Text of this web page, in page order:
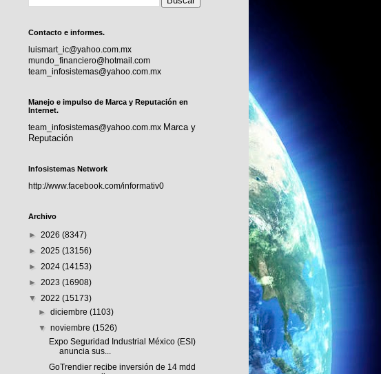
Contacto e informes.
luismart_ic@yahoo.com.mx
mundo_financiero@hotmail.com
team_infosistemas@yahoo.com.mx
Manejo e impulso de Marca y Reputación en
Internet.
team_infosistemas@yahoo.com.mx Marca y
Reputación
Infosistemas Network
http://www.facebook.com/informativ0
Archivo
► 2026 (8347)
► 2025 (13156)
► 2024 (14153)
► 2023 (16908)
▼ 2022 (15173)
►diciembre(1103)
▼noviembre(1526)
Expo Seguridad Industrial México (ESI)
anuncia sus...
GoTrendier recibe inversión de 14 mdd